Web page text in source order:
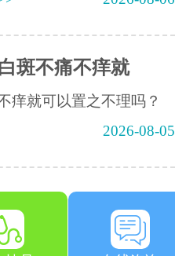
斑不痛不痒就
痒就可以置之不理吗？
2026-08-05